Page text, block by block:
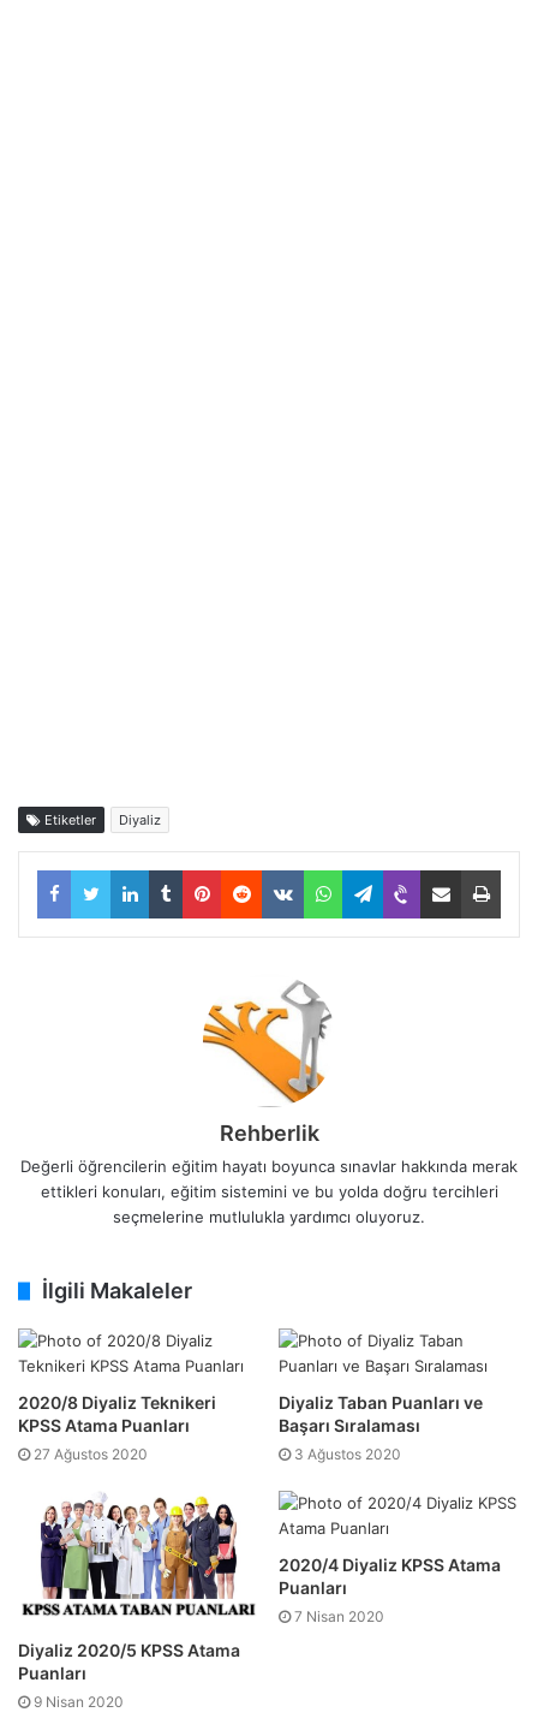
Etiketler Diyaliz
Facebook
TwitterLinkedIn
TumblrPinterest
RedditVKontakteWhatsAppTelegram
ViberE-Posta ile paylaş
Rehberlik
Değerli öğrencilerin eğitim hayatı boyunca sınavlar hakkında merak
ettikleri konuları, eğitim sistemini ve bu yolda doğru tercihleri
seçmelerine mutlulukla yardımcı oluyoruz.
İlgili Makaleler
2020/8 Diyaliz Teknikeri
KPSS Atama Puanları
27 Ağustos 2020
Diyaliz Taban Puanları ve
Başarı Sıralaması
3 Ağustos 2020
Diyaliz 2020/5 KPSS Atama
Puanları
9 Nisan 2020
2020/4 Diyaliz KPSS Atama
Puanları
7 Nisan 2020